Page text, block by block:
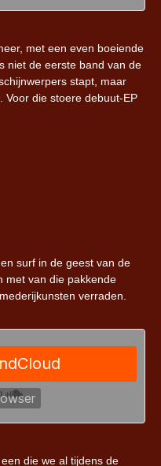
met een even boeiende
niet de eerste band van de
stapt, maar
Voor die stoere debuut-EP
surf in de geest van de
met van die pakkende
verraden.
die we al tijdens de